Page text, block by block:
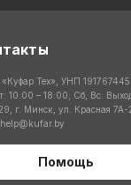
Тех», УНП 191767445
10:00 – 18:00; Сб, Вс:
г. Минск, ул. Красная 7А-
help@kufar.by
Помощь